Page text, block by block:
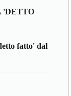
'DETTO
fatto' dal